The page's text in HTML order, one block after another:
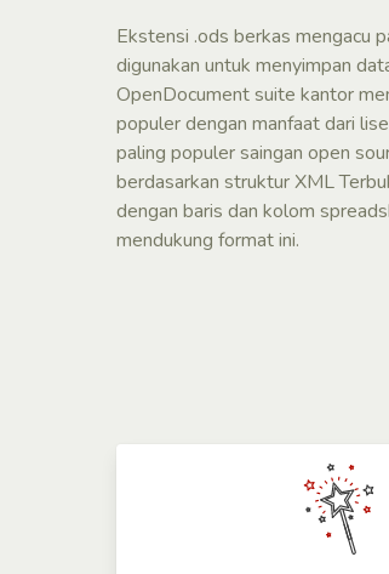
Ekstensi .ods berkas mengacu
digunakan untuk menyimpan
OpenDocument suite kantor
populer dengan manfaat dari
paling populer saingan open
berdasarkan struktur XML
dengan baris dan kolom
mendukung format ini.